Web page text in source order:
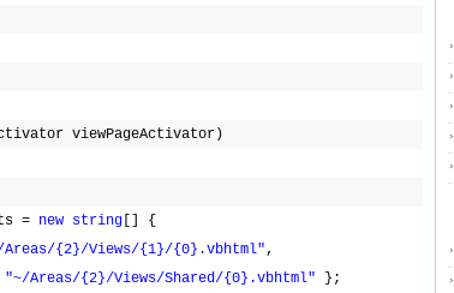
viewPageActivator)
= new string
Areas/{2}/Views/{1}/{0}.vbhtml"
"~/Areas/{2}/Views/Shared/{0}.vbhtml"
};